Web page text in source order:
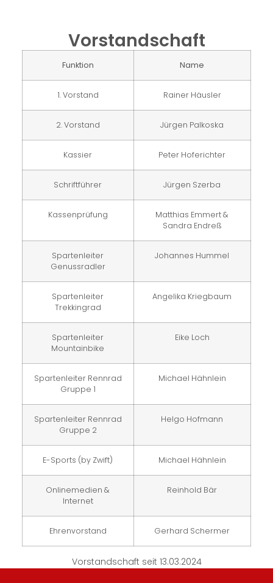
Vorstandschaft
Funktion Name
1. Vorstand Rainer Häusler
2. Vorstand Jürgen Palkoska
Kassier Peter Hoferichter
Schriftführer Jürgen Szerba
Kassenprüfung
Matthias Emmert &
Sandra Endreß
Spartenleiter
Genussradler
Johannes Hummel
Spartenleiter
Trekkingrad
Angelika Kriegbaum
Spartenleiter
Mountainbike
Eike Loch
Spartenleiter Rennrad
Gruppe 1
Michael Hähnlein
Spartenleiter Rennrad
Gruppe 2
Helgo Hofmann
E-Sports (by Zwift) Michael Hähnlein
Onlinemedien &
Internet
Reinhold Bär
Ehrenvorstand Gerhard Schermer
Vorstandschaft seit 13.03.2024